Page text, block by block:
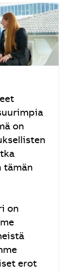
on
tämän
on
erot